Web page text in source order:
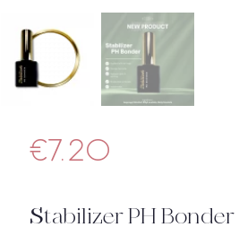
€7.20
Stabilizer PH Bonder